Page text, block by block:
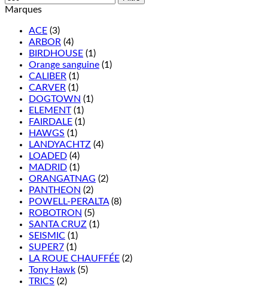
Marques
ACE (3)
ARBOR (4)
BIRDHOUSE (1)
Orange sanguine (1)
CALIBER (1)
CARVER (1)
DOGTOWN (1)
ELEMENT (1)
FAIRDALE (1)
HAWGS (1)
LANDYACHTZ (4)
LOADED (4)
MADRID (1)
ORANGATNAG (2)
PANTHEON (2)
POWELL-PERALTA (8)
ROBOTRON (5)
SANTA CRUZ (1)
SEISMIC (1)
SUPER7 (1)
LA ROUE CHAUFFÉE (2)
Tony Hawk (5)
TRICS (2)